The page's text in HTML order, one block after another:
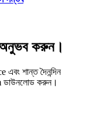
অনুভব করুন।
শান্ত দৈনন্দিন
ডাউনলোড করুন।